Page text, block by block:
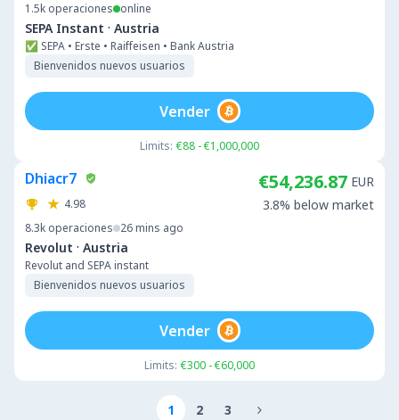
1.5k operaciones online
SEPA Instant · Austria
✅ SEPA • Erste • Raiffeisen • Bank Austria
Bienvenidos nuevos usuarios
Limits: €88 - €1,000,000
Vender
Dhiacr7
4.98
8.3k operaciones 26 mins ago
Revolut · Austria
Revolut and SEPA instant
Bienvenidos nuevos usuarios
€54,236.87 EUR
3.8% below market
Limits: €300 - €60,000
Vender
1 2 3 